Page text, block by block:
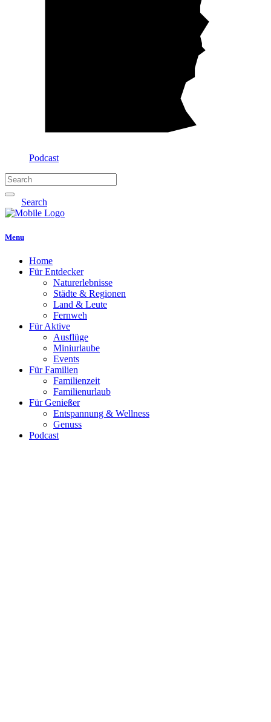
Podcast
Search
Menu
Home
Für Entdecker
Naturerlebnisse
Städte & Regionen
Land & Leute
Fernweh
Für Aktive
Ausflüge
Miniurlaube
Events
Für Familien
Familienzeit
Familienurlaub
Für Genießer
Entspannung & Wellness
Genuss
Podcast